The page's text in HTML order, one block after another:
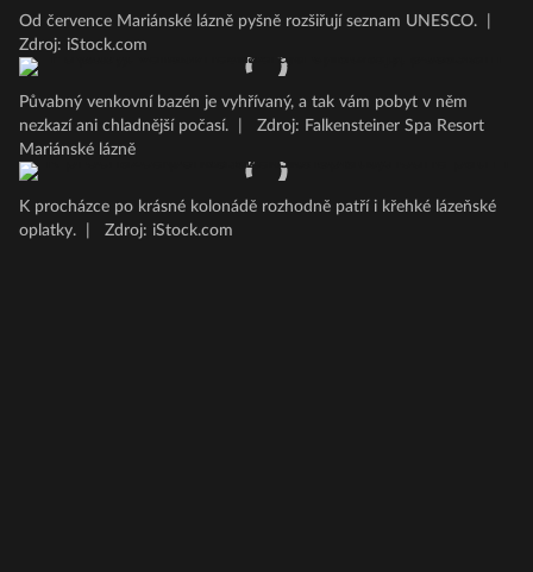
Od července Mariánské lázně pyšně rozšiřují seznam UNESCO.
Zdroj: iStock.com
Půvabný venkovní bazén je vyhřívaný, a tak vám pobyt v něm
nezkazí ani chladnější počasí.
Zdroj: Falkensteiner Spa Resort
Mariánské lázně
K procházce po krásné kolonádě rozhodně patří i křehké lázeňské
oplatky.
Zdroj: iStock.com